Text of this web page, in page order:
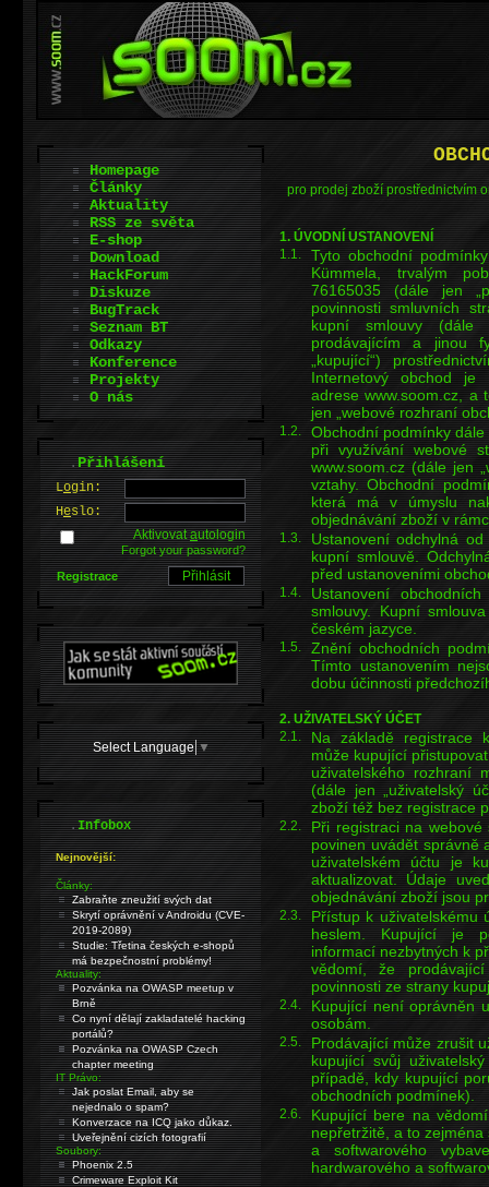
pro prodej zboží prostřednictvím
1. ÚVODNÍ USTANOVENÍ
1.1.
Tyto obchodní
Kümmela, trvalým
76165035 (dále jen
povinnosti smluvních
kupní smlouvy (dále
prodávajícím a jinou
„kupující“)
Internetový obchod je
adrese www.soom.cz, a
jen „webové rozhraní
1.2.
Obchodní podmínky
při využívání webové
www.soom.cz (dále jen
vztahy. Obchodní
která má v úmyslu
objednávání zboží v
1.3.
Ustanovení odchylná
kupní smlouvě.
před ustanoveními
1.4.
Ustanovení
smlouvy. Kupní
českém jazyce.
1.5.
Znění obchodních
Tímto ustanovením
dobu účinnosti
2. UŽIVATELSKÝ ÚČET
2.1.
Na základě registrace
může kupující
uživatelského rozhraní
(dále jen „uživatelský
zboží též bez registrace
2.2.
Při registraci na
povinen uvádět správně
uživatelském účtu je
aktualizovat. Údaje
objednávání zboží jsou
2.3.
Přístup k uživatelskému
heslem. Kupující je
informací nezbytných k
vědomí, že
povinnosti ze strany
2.4.
Kupující není oprávněn
osobám.
2.5.
Prodávající může zrušit
kupující svůj
případě, kdy kupující
obchodních podmínek).
2.6.
Kupující bere na
nepřetržitě, a to
a softwarového
hardwarového a
Homepage
Články
Aktuality
RSS ze světa
E-shop
Download
HackForum
Diskuze
BugTrack
Seznam BT
Odkazy
Konference
Projekty
O nás
.Přihlášení
Login:
Heslo:
Aktivovatautologin
Forgot your password?
Registrace
Select Language ▼
.Infobox
Nejnovější:
Články:
Zabraňte zneužití svých dat
Skrytí oprávnění v Androidu (CVE-
2019-2089)
Studie: Třetina českých e-shopů
má bezpečnostní problémy!
Aktuality:
Pozvánka na OWASP meetup v
Brně
Co nyní dělají zakladatelé hacking
portálů?
Pozvánka na OWASP Czech
chapter meeting
IT Právo:
Jak poslat Email, aby se
nejednalo o spam?
Konverzace na ICQ jako důkaz.
Uveřejnění cizích fotografií
Soubory:
Phoenix 2.5
Crimeware Exploit Kit